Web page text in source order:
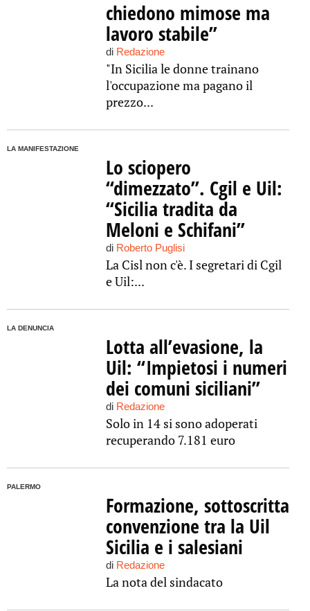
chiedono mimose ma
lavoro stabile”
di Redazione
"In Sicilia le donne trainano
l'occupazione ma pagano il
prezzo...
LA MANIFESTAZIONE
Lo sciopero
“dimezzato”. Cgil e Uil:
“Sicilia tradita da
Meloni e Schifani”
di Roberto Puglisi
La Cisl non c'è. I segretari di Cgil
e Uil:...
LA DENUNCIA
Lotta all’evasione, la
Uil: “Impietosi i numeri
dei comuni siciliani”
di Redazione
Solo in 14 si sono adoperati
recuperando 7.181 euro
PALERMO
Formazione, sottoscritta
convenzione tra la Uil
Sicilia e i salesiani
di Redazione
La nota del sindacato